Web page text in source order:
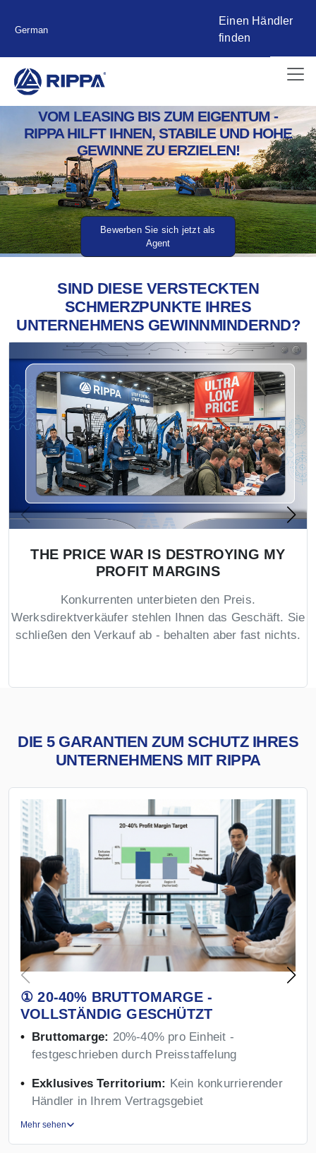
German
Einen Händler
finden
VOM LEASING BIS ZUM EIGENTUM -
RIPPA HILFT IHNEN, STABILE UND HOHE
GEWINNE ZU ERZIELEN!
Bewerben Sie sich jetzt als
Agent
SIND DIESE VERSTECKTEN
SCHMERZPUNKTE IHRES
UNTERNEHMENS GEWINNMINDERND?
THE PRICE WAR IS DESTROYING MY
PROFIT MARGINS
Konkurrenten unterbieten den Preis.
Werksdirektverkäufer stehlen Ihnen das Geschäft. Sie
schließen den Verkauf ab - behalten aber fast nichts.
DIE 5 GARANTIEN ZUM SCHUTZ IHRES
UNTERNEHMENS MIT RIPPA
① 20-40% BRUTTOMARGE -
VOLLSTÄNDIG GESCHÜTZT
Bruttomarge: 20%-40% pro Einheit -
festgeschrieben durch Preisstaffelung
Exklusives Territorium: Kein konkurrierender
Händler in Ihrem Vertragsgebiet
Mehr sehen